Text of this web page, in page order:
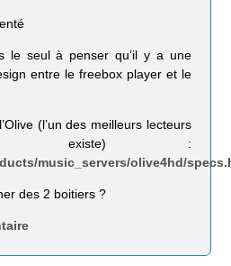
le seul à penser qu’il y a une
entre le freebox player et le
(l’un des meilleurs lecteurs
existe) :
music_servers/olive4hd/
des 2 boitiers ?